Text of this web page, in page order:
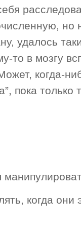
но
удалось
то в мозгу
когда-
пока только
когда они